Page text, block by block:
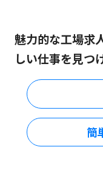
魅力的な工場求
しい仕事を見つ
簡